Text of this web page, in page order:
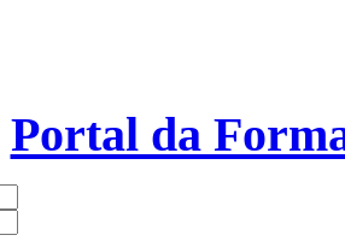
Portal da